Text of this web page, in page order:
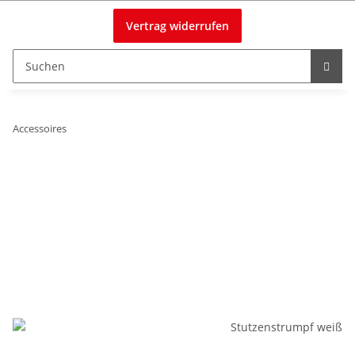
Vertrag widerrufen
Accessoires